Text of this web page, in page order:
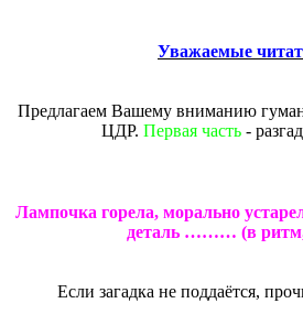
Уважаемые
Предлагаем Вашему вниманию
ЦДР. Первая часть -
Лампочка горела, морально
деталь ……… (в
Если загадка не поддаётся,